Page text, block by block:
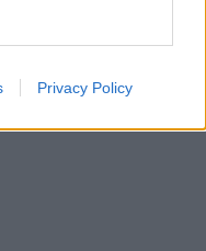
Privacy Policy